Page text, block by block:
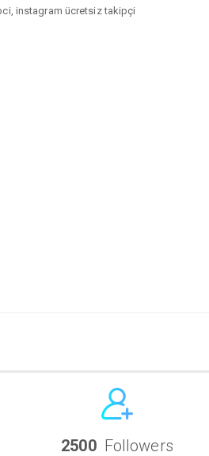
instagram ücretsiz takipçi
2500 Followers